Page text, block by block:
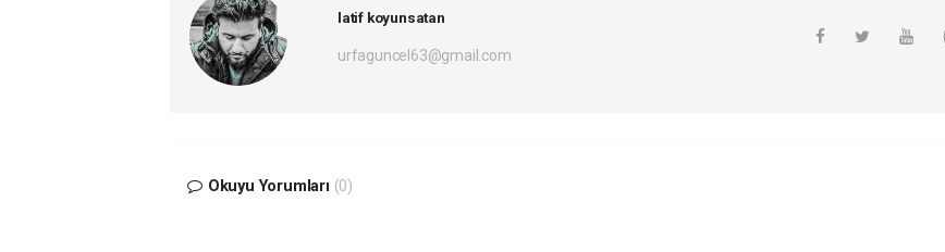
latif koyunsatan
urfaguncel63@gmail.com
Okuyu Yorumları (0)